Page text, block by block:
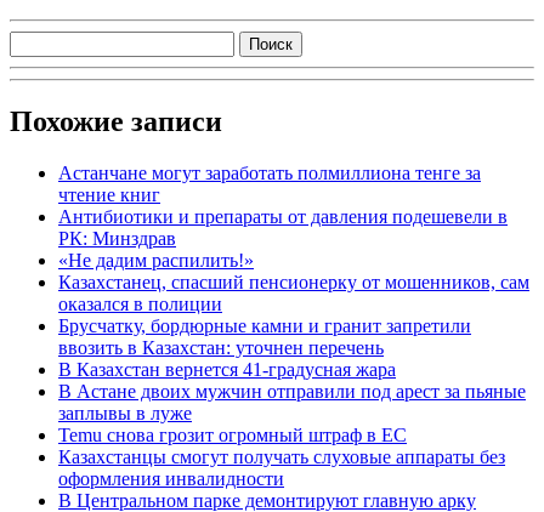
Похожие записи
Астанчане могут заработать полмиллиона тенге за
чтение книг
Антибиотики и препараты от давления подешевели в
РК: Минздрав
«Не дадим распилить!»
Казахстанец, спасший пенсионерку от мошенников, сам
оказался в полиции
Брусчатку, бордюрные камни и гранит запретили
ввозить в Казахстан: уточнен перечень
В Казахстан вернется 41-градусная жара
В Астане двоих мужчин отправили под арест за пьяные
заплывы в луже
Temu снова грозит огромный штраф в ЕС
Казахстанцы смогут получать слуховые аппараты без
оформления инвалидности
В Центральном парке демонтируют главную арку